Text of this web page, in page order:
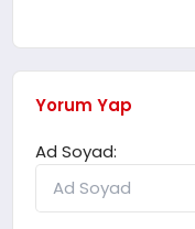
Yorum Yap
Ad Soyad: